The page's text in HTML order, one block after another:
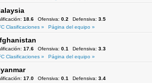
18.6 Ofensiva: 0.2 Defensiva: 3.5
Clasificaciones »
Página del equipo »
17.6 Ofensiva: 0.1 Defensiva: 3.3
Clasificaciones »
Página del equipo »
17.0 Ofensiva: 0.1 Defensiva: 3.4